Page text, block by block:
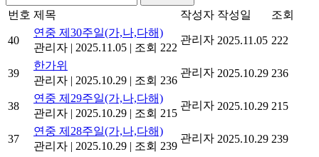
번호 제목 작성자 작성일 조회
40
연중 제30주일(가,나,다해)
관리자 | 2025.11.05 | 조회 222
관리자 2025.11.05 222
39
한가위
관리자 | 2025.10.29 | 조회 236
관리자 2025.10.29 236
38
연중 제29주일(가,나,다해)
관리자 | 2025.10.29 | 조회 215
관리자 2025.10.29 215
37
연중 제28주일(가,나,다해)
관리자 | 2025.10.29 | 조회 239
관리자 2025.10.29 239